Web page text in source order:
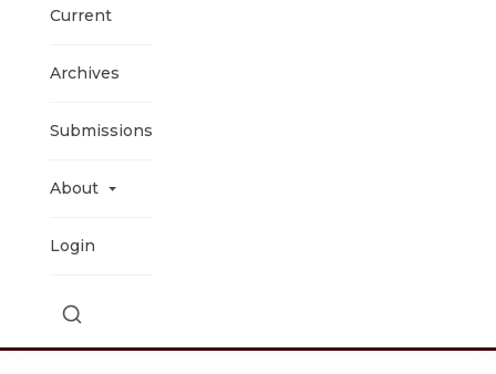
Current
Archives
Submissions
About
Login